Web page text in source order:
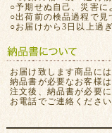
○予期せぬ自己、災害に
○出荷前の検品過程で
○お届けから3日以上過
お届け致します商品に
納品書が必要なお客様
注文後、納品書が必要
お電話でご連絡ください